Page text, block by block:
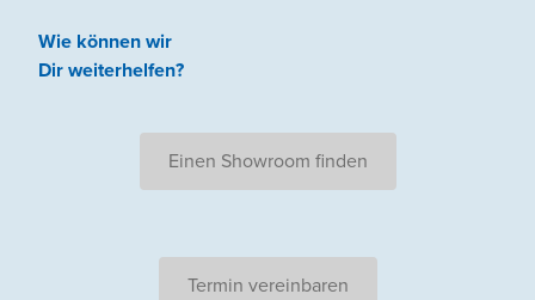
Wie können wir
Dir weiterhelfen?
Einen Showroom finden
Termin vereinbaren